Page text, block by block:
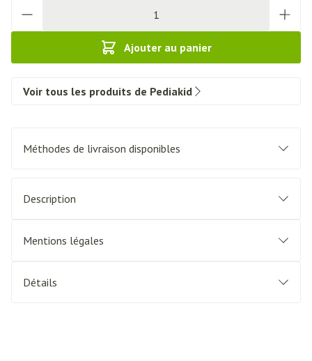
Ajouter au panier
Voir tous les produits de Pediakid
Méthodes de livraison disponibles
Description
Mentions légales
Détails